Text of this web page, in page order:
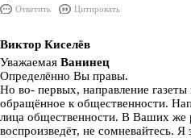
Ответить Цитировать
Виктор Киселёв
Уважаемая Ванинец
Определённо Вы правы.
Но во- первых, направление газеты
обращённое к общественности.
лица общественности. В Ваших же
воспроизведёт, не сомневайтесь.